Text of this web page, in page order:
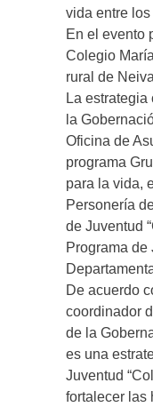
vida entre
En el evento
Colegio
rural de
La
la
Oficina de
programa
para la vida,
Personería
de Juventud
Programa
De acuerdo
coordinador
de la
es una
Juventud
fortalecer las